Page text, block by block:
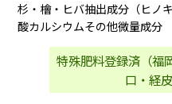
杉・檜・ヒバ抽出成分（ヒノ
酸カルシウムその他微量成分
特殊肥料登録済（
口・経